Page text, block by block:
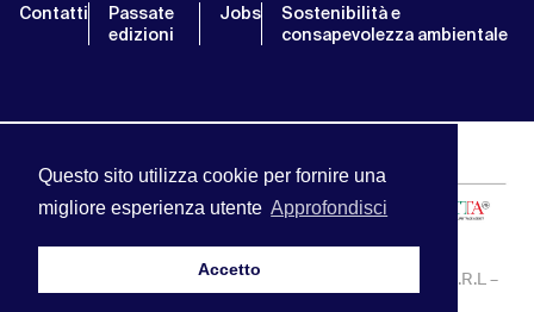
Questo sito utilizza cookie per fornire una
migliore esperienza utente Approfondisci
Accetto
Contatti
Passate
edizioni
Jobs
Sostenibilità e
consapevolezza ambientale
MIA | Mercato Internazionale Audiovisivo | APA SERVICE S.R.L –